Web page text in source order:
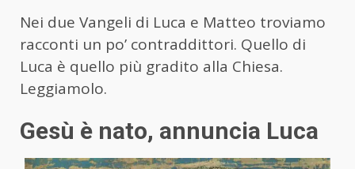
Nei due Vangeli di Luca e Matteo troviamo
racconti un po’ contraddittori. Quello di
Luca è quello più gradito alla Chiesa.
Leggiamolo.
Gesù è nato, annuncia Luca